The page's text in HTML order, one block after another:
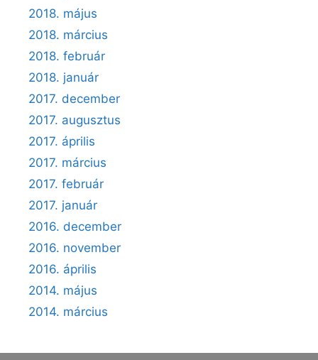
2018. május
2018. március
2018. február
2018. január
2017. december
2017. augusztus
2017. április
2017. március
2017. február
2017. január
2016. december
2016. november
2016. április
2014. május
2014. március